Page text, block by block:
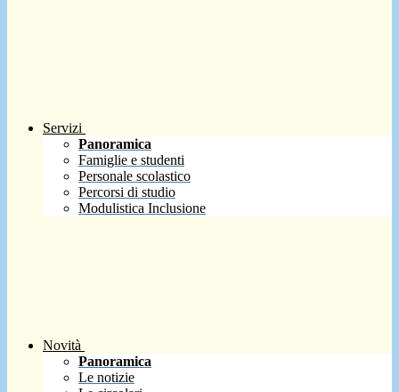
Servizi
Panoramica
Famiglie e studenti
Personale scolastico
Percorsi di studio
Modulistica Inclusione
Novità
Panoramica
Le notizie